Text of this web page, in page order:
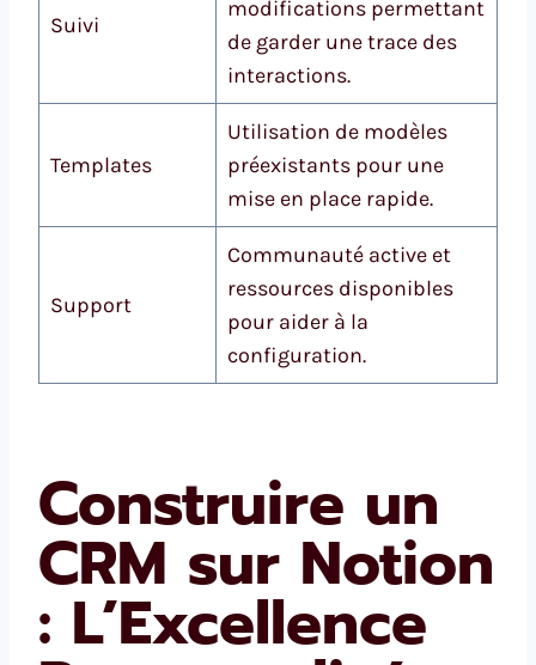
Suivi
modifications permettant
de garder une trace des
interactions.
Templates
Utilisation de modèles
préexistants pour une
mise en place rapide.
Support
Communauté active et
ressources disponibles
pour aider à la
configuration.
Construire un
CRM sur Notion
: L’Excellence